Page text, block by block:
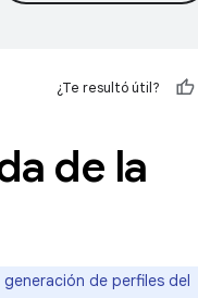
¿Te resultó útil?
de la
de perfiles del